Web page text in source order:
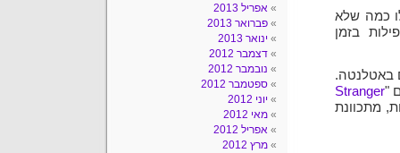
כמה שלא
בזמן
באטלנטה.
"
Stranger
מתכוונת
אפריל 2013
פברואר 2013
ינואר 2013
דצמבר 2012
נובמבר 2012
ספטמבר 2012
יוני 2012
מאי 2012
אפריל 2012
מרץ 2012